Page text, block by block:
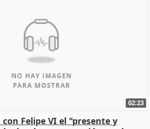
02:23
Felipe VI el "presente y